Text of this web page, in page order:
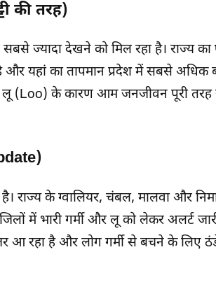
की तरह)
सबसे ज्यादा देखने को मिल रहा है। राज्य का
और यहां का तापमान प्रदेश में सबसे अधिक
(Loo) के कारण आम जनजीवन पूरी तरह
है। राज्य के ग्वालियर, चंबल, मालवा और
में भारी गर्मी और लू को लेकर अलर्ट
आ रहा है और लोग गर्मी से बचने के लिए